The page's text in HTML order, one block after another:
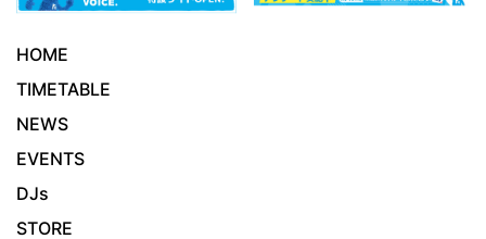
HOME
TIMETABLE
NEWS
EVENTS
DJs
STORE